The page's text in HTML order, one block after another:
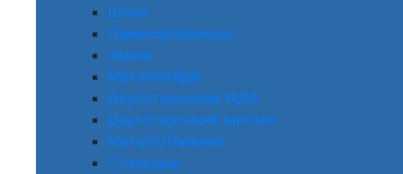
Шпон
Ламинированные
Эмаль
Металл/МДФ
Двухсторонний МДФ
Двухсторонний металл
Металл/Ламинат
Стальные